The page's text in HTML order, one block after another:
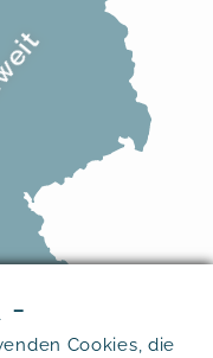
-
Cookies, die